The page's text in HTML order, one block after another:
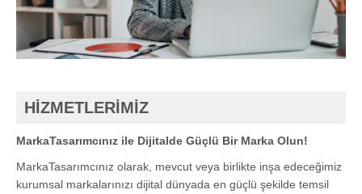
HİZMETLERİMİZ
MarkaTasarımcınız ile Dijitalde Güçlü Bir Marka Olun!
MarkaTasarımcınız olarak, mevcut veya birlikte inşa edeceğimiz
kurumsal markalarınızı dijital dünyada en güçlü şekilde temsil